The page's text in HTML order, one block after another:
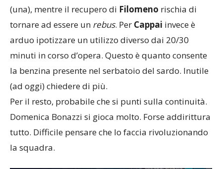
(una), mentre il recupero di Filomeno rischia di
tornare ad essere un rebus. Per Cappai invece è
arduo ipotizzare un utilizzo diverso dai 20/30
minuti in corso d’opera. Questo è quanto consente
la benzina presente nel serbatoio del sardo. Inutile
(ad oggi) chiedere di più.
Per il resto, probabile che si punti sulla continuità.
Domenica Bonazzi si gioca molto. Forse addirittura
tutto. Difficile pensare che lo faccia rivoluzionando
la squadra.